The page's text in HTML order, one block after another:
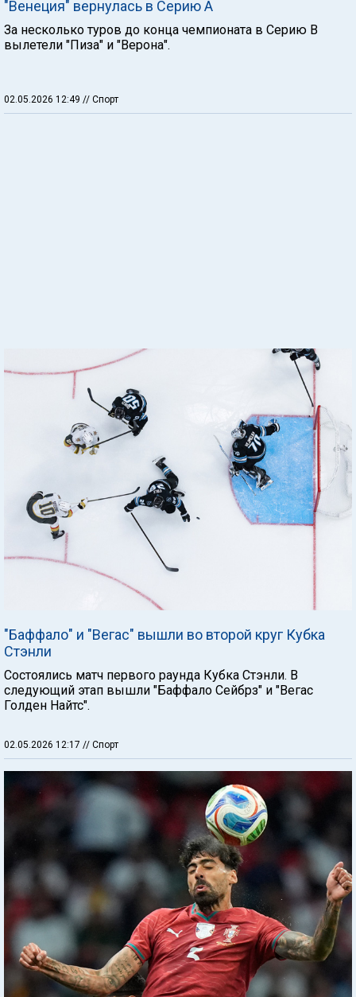
"Венеция" вернулась в Серию А
За несколько туров до конца чемпионата в Серию В
вылетели "Пиза" и "Верона".
02.05.2026 12:49 // Спорт
"Баффало" и "Вегас" вышли во второй круг Кубка
Стэнли
Состоялись матч первого раунда Кубка Стэнли. В
следующий этап вышли "Баффало Сейбрз" и "Вегас
Голден Найтс".
02.05.2026 12:17 // Спорт